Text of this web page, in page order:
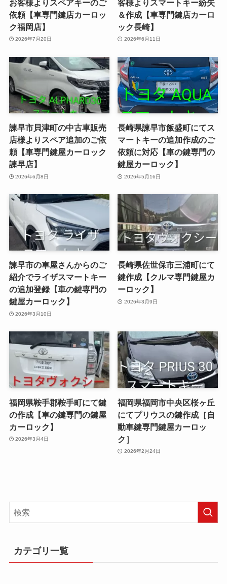
お客様よりスペアキーのご
依頼【車専門鍵店カーロッ
ク福岡店】
2026年7月20日
客様よりスマートキー紛失
＆作成【車専門鍵店カーロ
ック長崎】
2026年6月11日
諫早市貝津町の中古車販売
店様よりスペア追加のご依
頼【車専門鍵屋カーロック
諫早店】
2026年6月8日
長崎県諫早市飯盛町にてス
マートキーの追加作成のご
依頼に対応【車の鍵専門の
鍵屋カーロック】
2026年5月16日
諫早市の車屋さんからのご
紹介でライザスマートキー
の追加登録【車の鍵専門の
鍵屋カーロック】
2026年3月10日
長崎県佐世保市三浦町にて
鍵作成【クルマ専門鍵屋カ
ーロック】
2026年3月9日
福岡県鞍手郡鞍手町にて鍵
の作成【車の鍵専門の鍵屋
カーロック】
2026年3月4日
福岡県福岡市中央区桜ヶ丘
にてプリウスの鍵作成［自
動車鍵専門鍵屋カーロッ
ク］
2026年2月24日
カテゴリ一覧